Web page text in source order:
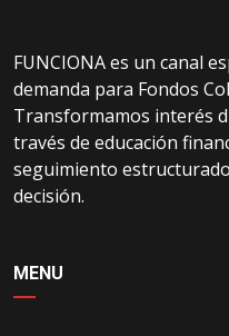
FUNCIONA es un canal
demanda para Fondos
Transformamos interés
través de educación
seguimiento
decisión.
MENU